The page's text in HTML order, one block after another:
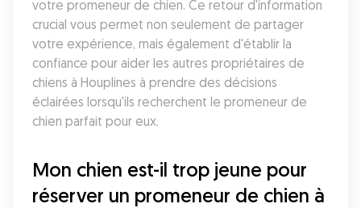
votre promeneur de chien. Ce retour d'information
crucial vous permet non seulement de partager
votre expérience, mais également d'établir la
confiance pour aider les autres propriétaires de
chiens à Houplines à prendre des décisions
éclairées lorsqu'ils recherchent le promeneur de
chien parfait pour eux.
Mon chien est-il trop jeune pour
réserver un promeneur de chien à